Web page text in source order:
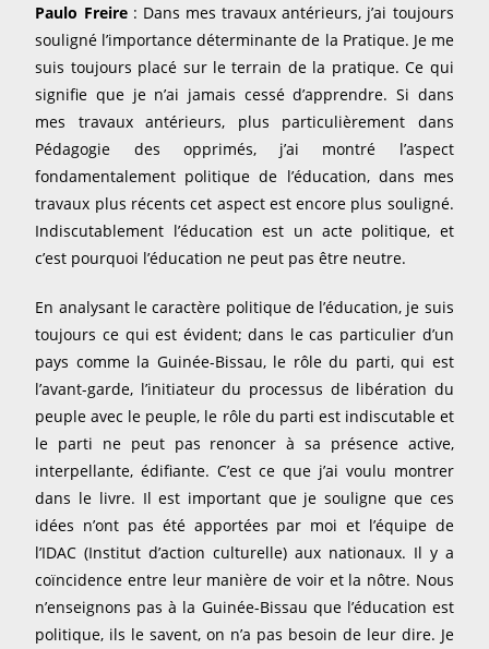
Paulo Freire: Dans mes travaux antérieurs, j’ai toujours
souligné l’importance déterminante de la Pratique. Je me
suis toujours placé sur le terrain de la pratique. Ce qui
signifie que je n’ai jamais cessé d’apprendre. Si dans
mes travaux antérieurs, plus particulièrement dans
Pédagogie des opprimés, j’ai montré l’aspect
fondamentalement politique de l’éducation, dans mes
travaux plus récents cet aspect est encore plus souligné.
Indiscutablement l’éducation est un acte politique, et
c’est pourquoi l’éducation ne peut pas être neutre.
En analysant le caractère politique de l’éducation, je suis
toujours ce qui est évident; dans le cas particulier d’un
pays comme la Guinée-Bissau, le rôle du parti, qui est
l’avant-garde, l’initiateur du processus de libération du
peuple avec le peuple, le rôle du parti est indiscutable et
le parti ne peut pas renoncer à sa présence active,
interpellante, édifiante. C’est ce que j’ai voulu montrer
dans le livre. Il est important que je souligne que ces
idées n’ont pas été apportées par moi et l’équipe de
l’IDAC (Institut d’action culturelle) aux nationaux. Il y a
coïncidence entre leur manière de voir et la nôtre. Nous
n’enseignons pas à la Guinée-Bissau que l’éducation est
politique, ils le savent, on n’a pas besoin de leur dire. Je